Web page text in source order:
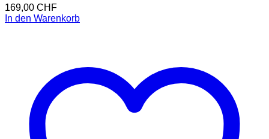
169,00 CHF
In den Warenkorb